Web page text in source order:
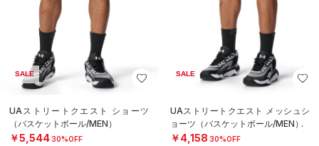
SALE
UAストリートクエスト ショーツ
（バスケットボール/MEN）
￥5,54430%OFF
SALE
UAストリートクエスト メッシュシ
ョーツ（バスケットボール/MEN）
￥4,158 30%OFF